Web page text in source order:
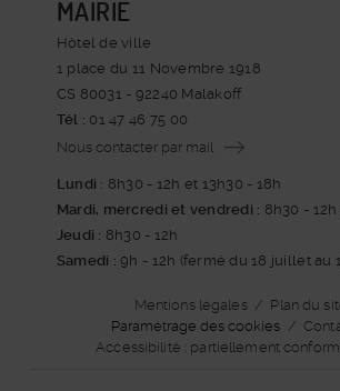
MAIRIE
Hôtel de ville
1 place du 11 Novembre 1918
CS 80031 - 92240 Malakoff
Tél : 01 47 46 75 00
Nous contacter par mail
Lundi : 8h30 - 12h et 13h30 - 18h
Mardi, mercredi et vendredi : 8h30 -
Jeudi : 8h30 - 12h
Samedi : 9h - 12h (fermé du 18 juillet au
Mentions légales/ Plan du
Paramétrage des cookies /
Accessibilité : partiellement